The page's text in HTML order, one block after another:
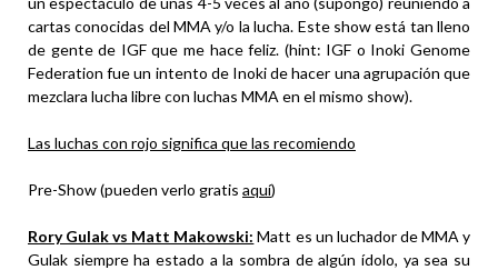
cartas conocidas del MMA y/o la lucha. Este show está tan lleno
de gente de IGF que me hace feliz. (hint: IGF o Inoki Genome
Federation fue un intento de Inoki de hacer una agrupación que
mezclara lucha libre con luchas MMA en el mismo show).
Las luchas con rojo significa que las recomiendo
Pre-Show (pueden verlo gratis aquí)
Rory Gulak vs Matt Makowski: Matt es un luchador de MMA y
Gulak siempre ha estado a la sombra de algún ídolo, ya sea su